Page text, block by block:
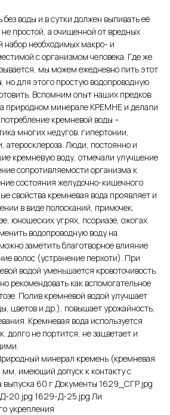
воды и в сутки должен выпивать её
простой, а очищенной от вредных
набор необходимых макро- и
с организмом человека. Где же
мы можем ежедневно пить этот
но для этого простую водопроводную
Вспомним опыт наших предков:
природном минерале КРЕМНЕ и делали
кремневой воды –
многих недугов: гипертонии,
атеросклероза. Люди, постоянно и
кремневую воду, отмечали улучшение
сопротивляемости организма к
состояния желудочно-кишечного
свойства кремневая вода проявляет и
в виде полосканий, примочек,
юношеских угрях, псориазе, ожогах.
водопроводную воду на
заметить благотворное влияние
волос (устранение перхоти). При
водой уменьшается кровоточивость
рекомендовать как вспомогательное
Полив кремневой водой улучшает
цветов и др.), повышает урожайность,
Кремневая вода используется
долго не портится, не зацветает и
минерал кремень (кремневая
имеющий допуск к контакту с
выпуска 60 г Документы 1629_СГР.jpg
20.jpg 1629-Д-25.jpg Ли
укрепления